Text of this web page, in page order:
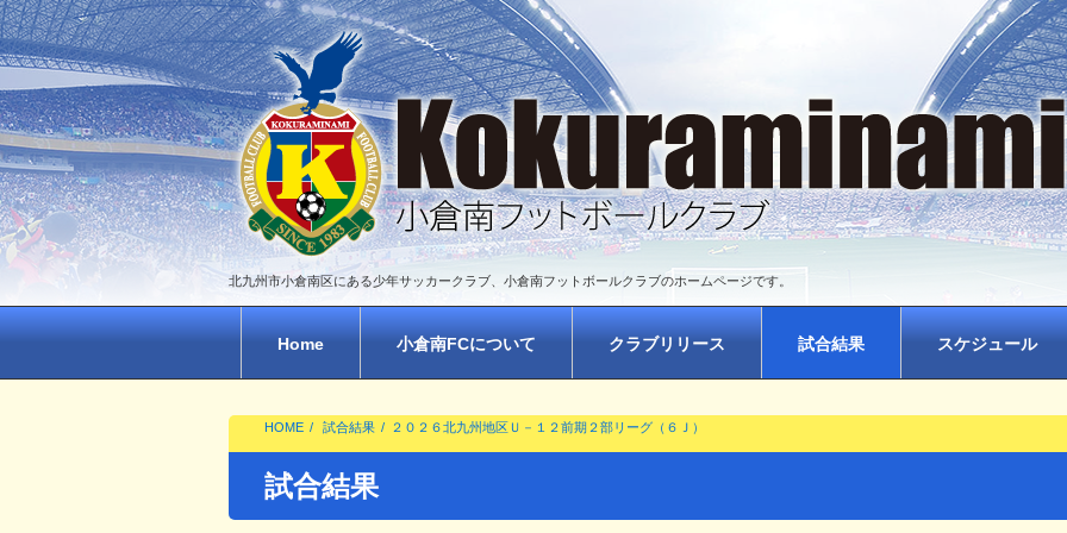
北九州市小倉南区にある少年サッカークラブ、小倉南フットボールクラブのホームページです。
Home 小倉南FCについて クラブリリース 試合結果 スケジュール
HOME 試合結果 ２０２６北九州地区Ｕ－１２前期２部リーグ（６Ｊ）
試合結果